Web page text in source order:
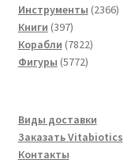
товара
Инструменты 23662366
Книги 397397
товаров
Корабли 78227822
Фигуры 57725772
Виды доставки
Заказать Vitabiotics
Контакты